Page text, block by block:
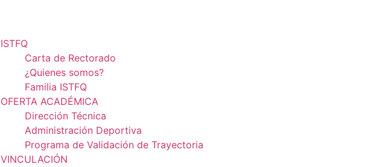
ISTFQ
Carta de Rectorado
¿Quienes somos?
Familia ISTFQ
OFERTA ACADÉMICA
Dirección Técnica
Administración Deportiva
Programa de Validación de Trayectoria
VINCULACIÓN